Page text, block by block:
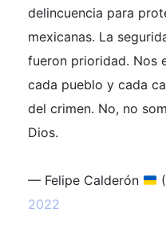
delincuencia para
mexicanas. La
fueron prioridad. Nos
cada pueblo y cada
del crimen. No, no
Dios.
— Felipe Calderón
2022